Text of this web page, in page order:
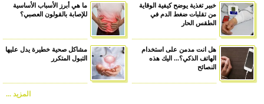
خبير تغذية يوضح كيفية الوقاية
من تقلبات ضغط الدم في
الطقس الحار
ما هي أبرز الأسباب الأساسية
للإصابة بالقولون العصبي؟
هل انت مدمن على استخدام
الهاتف الذكي؟... اليك هذه
النصائح
مشاكل صحية خطيرة يدل عليها
التبول المتكرر
المزيد ...